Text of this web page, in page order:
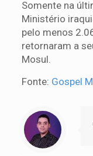
Somente na
Ministério
pelo menos
retornaram a
Mosul.
Fonte: Gospel